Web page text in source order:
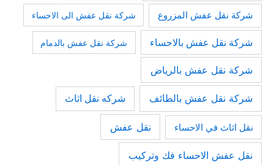
شركة نقل عفش المزروع شركة نقل عفش الى الاحساء
شركة نقل عفش بالاحساء شركة نقل عفش بالدمام
شركة نقل عفش بالرياض
شركة نقل عفش بالطائف شركه نقل اثاث
نقل اثاث في الاحساء نقل عفش
نقل عفش الاحساء فك وتركيب